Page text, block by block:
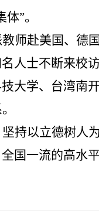
”。
师赴美国、德
人士不断来校
大学、台湾南
持以立德树人
国一流的高水平